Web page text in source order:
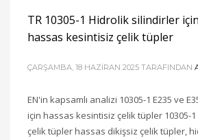
TR 10305-1 Hidrolik silindirler
hassas kesintisiz çelik tüpler
ÇARŞAMBA, 18 HAZIRAN 2025 TARAFINDAN
EN'in kapsamlı analizi 10305-1 E235 ve
için hassas kesintisiz çelik tüpler 10305-
çelik tüpler hassas dikişsiz çelik tüpler,